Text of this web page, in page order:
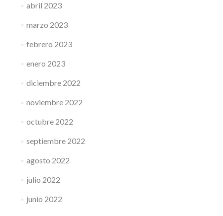
abril 2023
marzo 2023
febrero 2023
enero 2023
diciembre 2022
noviembre 2022
octubre 2022
septiembre 2022
agosto 2022
julio 2022
junio 2022